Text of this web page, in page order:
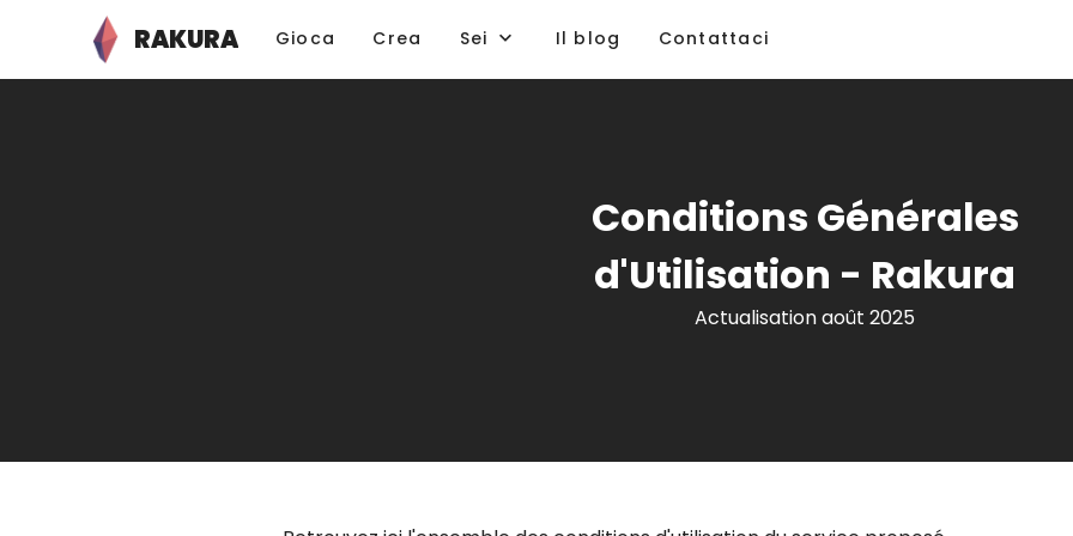
RAKURA Gioca Crea Sei Il blog Contattaci
Conditions Générales
d'Utilisation - Rakura
Actualisation août 2025